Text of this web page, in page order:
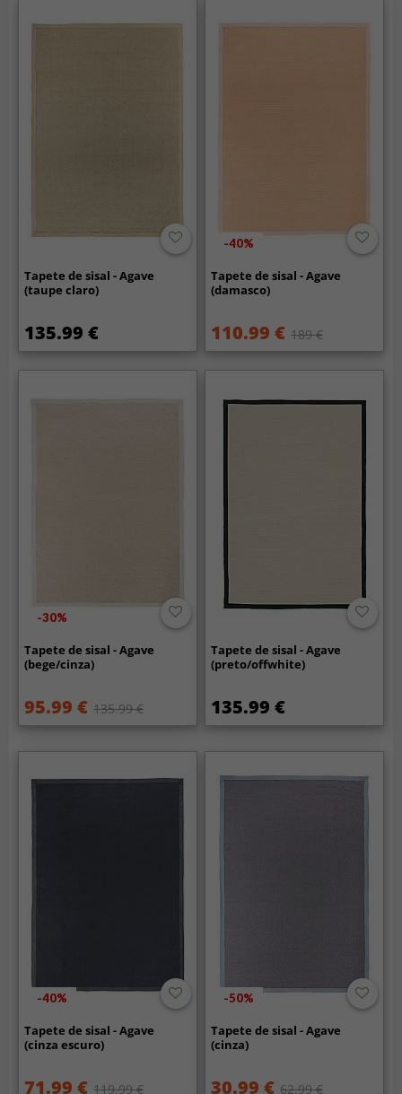
Tapete de sisal - Agave
(taupe claro)
135.99 €
-40%
Tapete de sisal - Agave
(damasco)
110.99 € 189 €
-30%
Tapete de sisal - Agave
(bege/cinza)
95.99 € 135.99 €
Tapete de sisal - Agave
(preto/offwhite)
135.99 €
-40%
Tapete de sisal - Agave
(cinza escuro)
71.99 € 119.99 €
-50%
Tapete de sisal - Agave
(cinza)
30.99 € 62.99 €